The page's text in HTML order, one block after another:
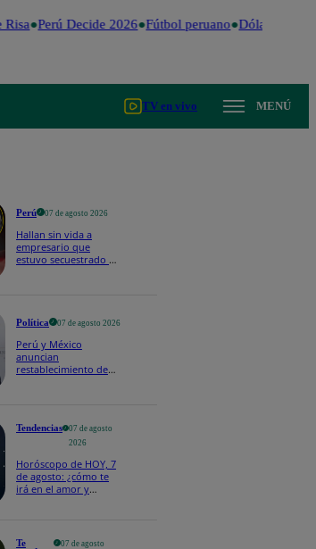
Perú Decide 2026 Fútbol peruano Dólar
TV en vivo MENÚ
Perú 07 de agosto 2026
Hallan sin vida a
empresario que
estuvo secuestrado en
Política 07 de agosto 2026
Perú y México
anuncian
restablecimiento de
Tendencias
07 de agosto
2026
Horóscopo de HOY, 7
de agosto: ¿cómo te
irá en el amor y
Te
07 de agosto